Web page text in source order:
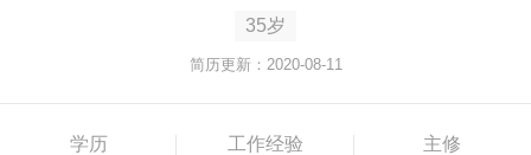
35岁
简历更新：2020-08-11
学历 工作经验 主修